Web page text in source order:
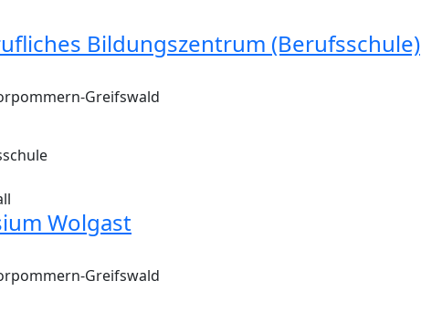
Bildungszentrum (Berufsschule)
Greifswald
Wolgast
Greifswald